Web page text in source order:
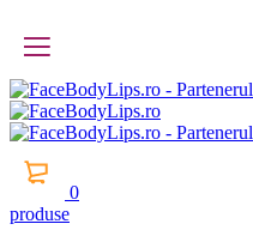
0
produse